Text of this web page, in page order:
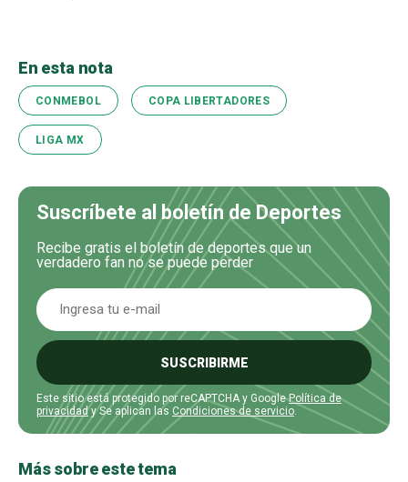
En esta nota
CONMEBOL COPA LIBERTADORES
LIGA MX
Suscríbete al boletín de Deportes
Recibe gratis el boletín de deportes que un
verdadero fan no se puede perder
SUSCRIBIRME
Este sitio está protegido por reCAPTCHA y GooglePolítica de
privacidady Se aplican las Condiciones de servicio.
Más sobre este tema